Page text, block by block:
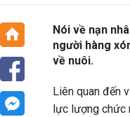
Nói về nạn
người hàng
về nuôi.
Liên quan đến
lực lượng chức